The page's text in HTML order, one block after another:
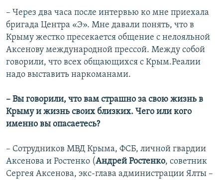
– Через два часа после интервью ко мне приехала
бригада Центра «Э». Мне давали понять, что в
Крыму жестко пресекается общение с нелояльной
Аксенову международной прессой. Между собой
говорили, что всех общающихся с Крым.Реалии
надо выставить наркоманами.
– Вы говорили, что вам страшно за свою жизнь в
Крыму и жизнь своих близких. Чего или кого
именно вы опасаетесь?
– Сотрудников МВД Крыма, ФСБ, личной гвардии
Аксенова и Ростенко (Андрей Ростенко, советник
Сергея Аксенова, экс-глава администрации Ялты –